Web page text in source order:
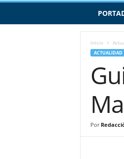
v
Inicio
ACTUALIDAD
Por